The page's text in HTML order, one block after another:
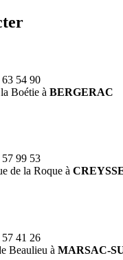
54 90
Boétie à BERGERAC
99 53
de la Roque à
41 26
Beaulieu à MARSAC-